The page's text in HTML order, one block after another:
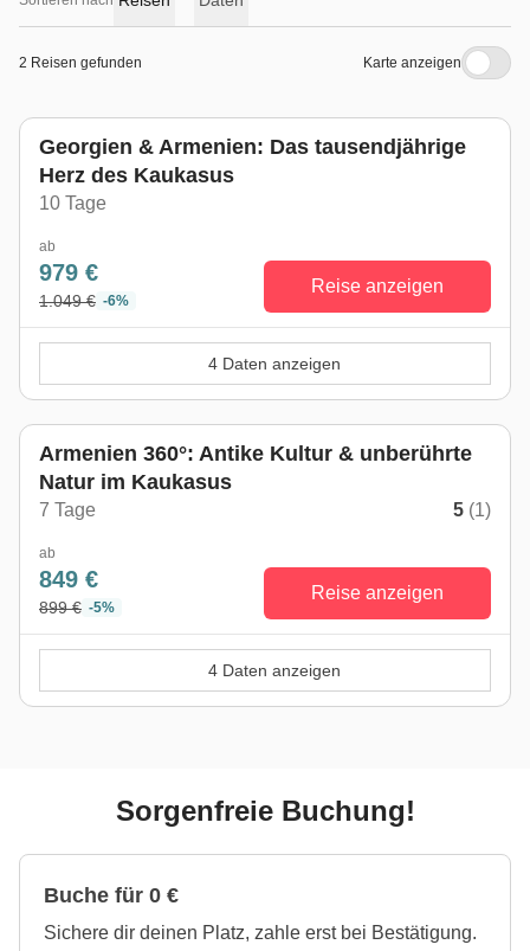
2 Reisen gefunden Karte anzeigen
Georgien & Armenien: Das tausendjährige
Herz des Kaukasus
10 Tage
ab
979 €
1.049 € -6%
Reise anzeigen
4 Daten anzeigen
Armenien 360°: Antike Kultur & unberührte
Natur im Kaukasus
7 Tage 5 (1)
ab
849 €
899 € -5%
Reise anzeigen
4 Daten anzeigen
Sorgenfreie Buchung!
Buche für 0 €
Sichere dir deinen Platz, zahle erst bei Bestätigung.